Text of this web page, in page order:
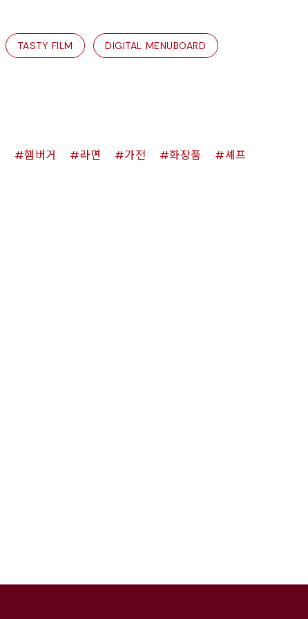
TASTY FILM DIGITAL MENUBOARD
햄버거 라면 가전 화장품 셰프